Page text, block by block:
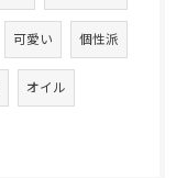
可愛い 個性派
オイル